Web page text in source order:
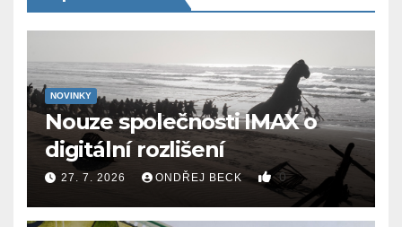
NOVINKY
Nouze společnosti IMAX o
digitální rozlišení
27. 7. 2026 ONDŘEJ BECK 0